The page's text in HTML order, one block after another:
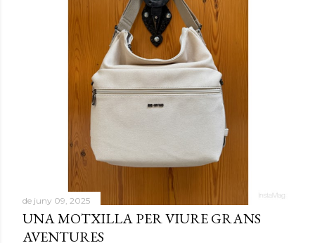
de juny 09, 2025
UNA MOTXILLA PER VIURE GRANS
AVENTURES